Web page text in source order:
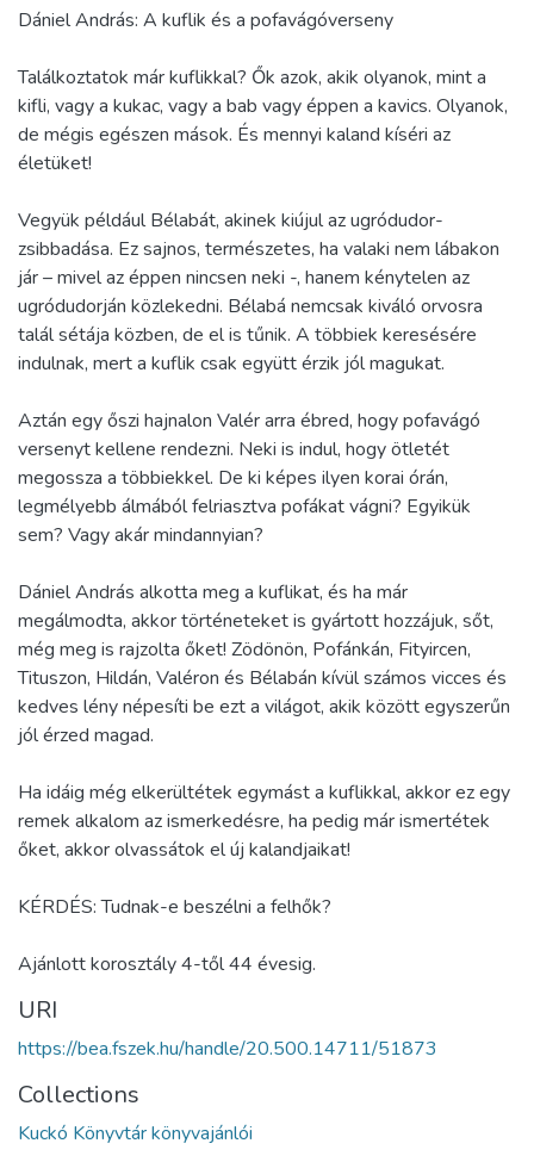
Dániel András: A kuflik és a pofavágóverseny
Találkoztatok már kuflikkal? Ők azok, akik olyanok, mint a
kifli, vagy a kukac, vagy a bab vagy éppen a kavics. Olyanok,
de mégis egészen mások. És mennyi kaland kíséri az
életüket!
Vegyük például Bélabát, akinek kiújul az ugródudor-
zsibbadása. Ez sajnos, természetes, ha valaki nem lábakon
jár – mivel az éppen nincsen neki -, hanem kénytelen az
ugródudorján közlekedni. Bélabá nemcsak kiváló orvosra
talál sétája közben, de el is tűnik. A többiek keresésére
indulnak, mert a kuflik csak együtt érzik jól magukat.
Aztán egy őszi hajnalon Valér arra ébred, hogy pofavágó
versenyt kellene rendezni. Neki is indul, hogy ötletét
megossza a többiekkel. De ki képes ilyen korai órán,
legmélyebb álmából felriasztva pofákat vágni? Egyikük
sem? Vagy akár mindannyian?
Dániel András alkotta meg a kuflikat, és ha már
megálmodta, akkor történeteket is gyártott hozzájuk, sőt,
még meg is rajzolta őket! Zödönön, Pofánkán, Fityircen,
Tituszon, Hildán, Valéron és Bélabán kívül számos vicces és
kedves lény népesíti be ezt a világot, akik között egyszerűn
jól érzed magad.
Ha idáig még elkerültétek egymást a kuflikkal, akkor ez egy
remek alkalom az ismerkedésre, ha pedig már ismertétek
őket, akkor olvassátok el új kalandjaikat!
KÉRDÉS: Tudnak-e beszélni a felhők?
Ajánlott korosztály 4-től 44 évesig.
URI
https://bea.fszek.hu/handle/20.500.14711/51873
Collections
Kuckó Könyvtár könyvajánlói